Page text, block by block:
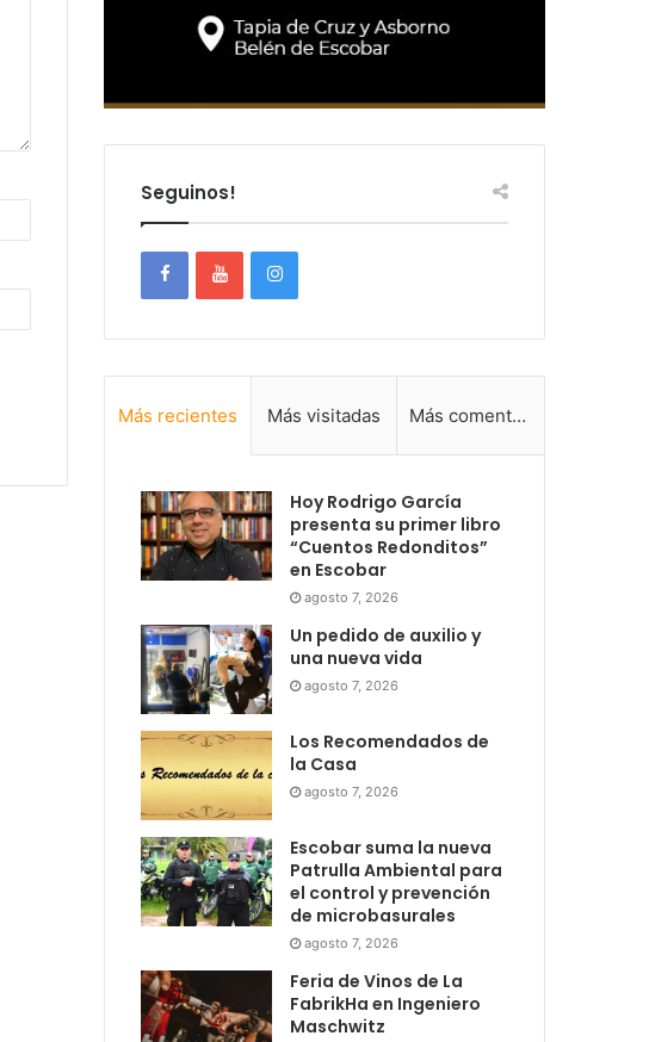
Seguinos!
Más recientes Más visitadas Más comentadas
Hoy Rodrigo García
presenta su primer libro
“Cuentos Redonditos”
en Escobar
agosto 7, 2026
Un pedido de auxilio y
una nueva vida
agosto 7, 2026
Los Recomendados de
la Casa
agosto 7, 2026
Escobar suma la nueva
Patrulla Ambiental para
el control y prevención
de microbasurales
agosto 7, 2026
Feria de Vinos de La
FabrikHa en Ingeniero
Maschwitz